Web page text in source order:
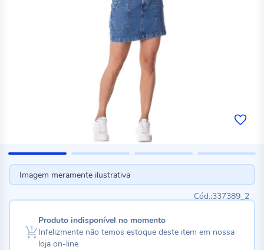
Imagem meramente ilustrativa
337389_2
Produto indisponível no momento
Infelizmente não temos estoque deste item em nossa
loja on-line